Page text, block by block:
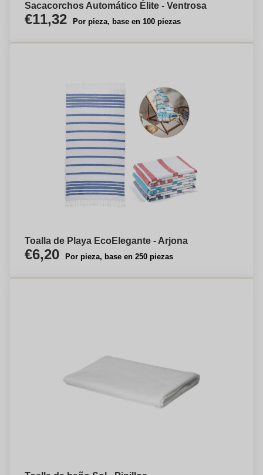
Sacacorchos Automático Élite - Ventrosa
€11,32 Por pieza, base en 100 piezas
Toalla de Playa EcoElegante - Arjona
€6,20 Por pieza, base en 250 piezas